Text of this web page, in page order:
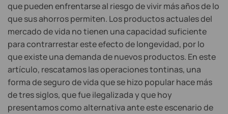
que pueden enfrentarse al riesgo de vivir más años de lo
que sus ahorros permiten. Los productos actuales del
mercado de vida no tienen una capacidad suficiente
para contrarrestar este efecto de longevidad, por lo
que existe una demanda de nuevos productos. En este
artículo, rescatamos las operaciones tontinas, una
forma de seguro de vida que se hizo popular hace más
de tres siglos, que fue ilegalizada y que hoy
presentamos como alternativa ante este escenario de